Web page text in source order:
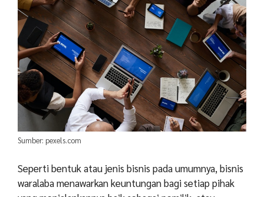
Sumber: pexels.com
Seperti bentuk atau jenis bisnis pada umumnya, bisnis
waralaba menawarkan keuntungan bagi setiap pihak